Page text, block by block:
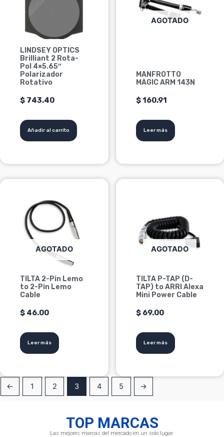
LINDSEY OPTICS
Brilliant 2 Rota-
Pol 4×5.65″
Polarizador
Rotativo
$ 743.40
Añadir al carrito
AGOTADO
MANFROTTO
MAGIC ARM 143N
$160.91
Leer más
AGOTADO
TILTA 2-Pin Lemo
to 2-Pin Lemo
Cable
$ 46.00
Leer más
AGOTADO
TILTA P-TAP (D-
TAP) to ARRI Alexa
Mini Power Cable
$69.00
Leer más
← 1 2 3 4 5 →
TOP MARCAS
Las mejores marcas del mercado en un solo lugar.